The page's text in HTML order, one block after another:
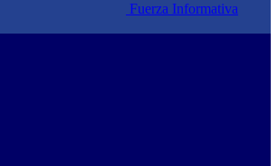
Fuerza Informativa